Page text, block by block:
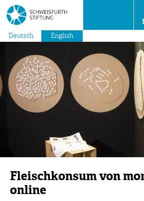
Deutsch English
Fleischkonsum von
online